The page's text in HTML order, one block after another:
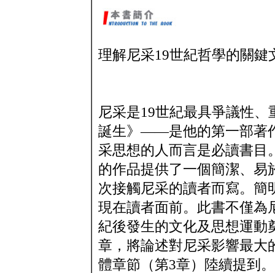
理解尼采19世紀哲學的關鍵
尼采是19世紀最具爭議性
誕生》——是他的第一部著
采思想的人而言是必讀書目
的作品提供了一個簡潔、易
次接觸尼采的讀者而寫。簡
現在讀者面前。此書不僅為
紀後發生的文化及思想運動
章，將論述對尼采影響最大
體章節（第3章）陸續提到